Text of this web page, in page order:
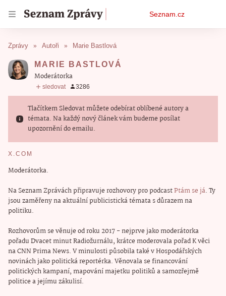
menu
Seznam.cz
Zprávy Autoři Marie Bastlová
MARIE BASTLOVÁ
moderátorka
Tlačítkem Sledovat můžete odebírat oblíbené autory a
témata. Na každý nový článek vám budeme posílat
upozornění do emailu.
X.COM
Moderátorka.
Na Seznam Zprávách připravuje rozhovory pro podcastPtám se já. Ty
jsou zaměřeny na aktuální publicistická témata s důrazem na
politiku.
Rozhovorům se věnuje od roku 2017 - nejprve jako moderátorka
pořadu Dvacet minut Radiožurnálu, krátce moderovala pořad K věci
na CNN Prima News. V minulosti působila také v Hospodářských
novinách jako politická reportérka. Věnovala se financování
politických kampaní, mapování majetku politiků a samozřejmě
politice a jejímu zákulisí.